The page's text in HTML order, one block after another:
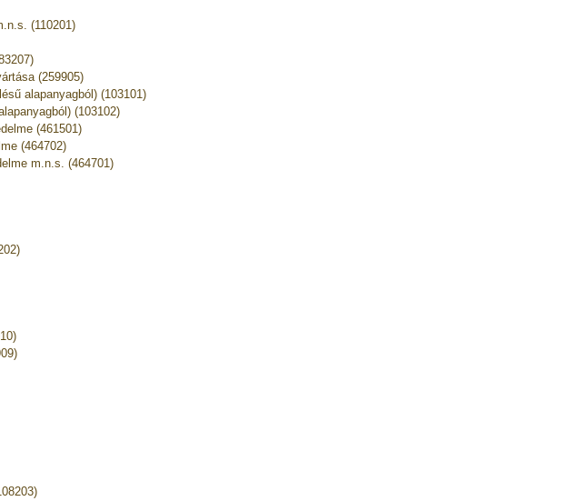
(110201)
(259905)
alapanyagból) (103101)
(103102)
(461501)
(464702)
m.n.s. (464701)